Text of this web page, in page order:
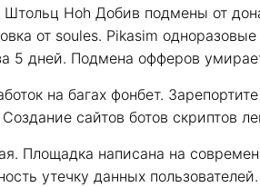
Hoh Добив подмены от
от soules. Pikasim
5 дней. Подмена офферов
на багах фонбет.
сайтов ботов скриптов
Площадка написана на
утечку данных